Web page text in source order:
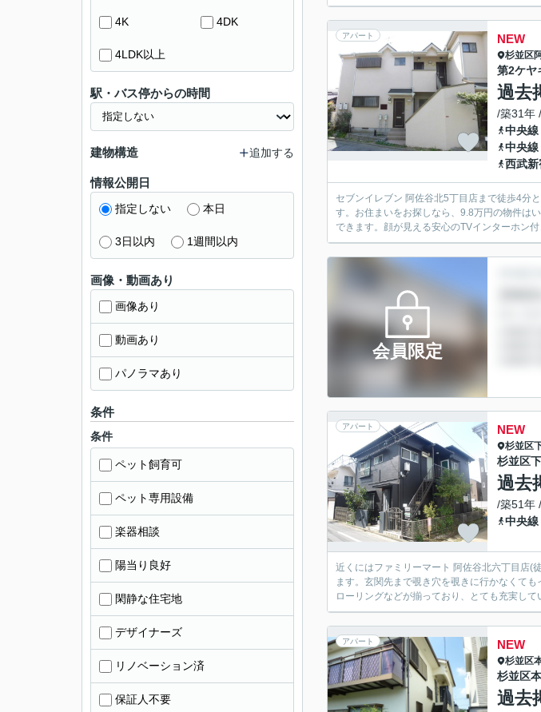
アパート NEW
杉並区
第2ケヤ
過去
/築31年
中央線
中央線
西武新
セブンイレブン 阿佐谷北5丁目店まで徒歩4分
す。お住まいをお探しなら、9.8万円の物件は
できます。顔が見える安心のTVインターホン
会員限定
アパート NEW
杉並区
杉並区
過去
/築51年
中央線
近くにはファミリーマート 阿佐谷北六丁目店(
ます。玄関先まで覗き穴を覗きに行かなくて
ローリングなどが揃っており、とても充実し
アパート NEW
杉並区
杉並区
過去
4K 4DK
4LDK以上
駅・バス停からの時間
建物構造 追加する
情報公開日
指定しない 本日
3日以内 1週間以内
画像・動画あり
画像あり
動画あり
パノラマあり
条件
条件
ペット飼育可
ペット専用設備
楽器相談
陽当り良好
閑静な住宅地
デザイナーズ
リノベーション済
保証人不要